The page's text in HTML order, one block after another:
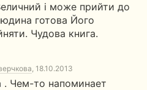
і може прийти до
готова Його
Чудова книга.
, 18.10.2013
. Чем-то напоминает